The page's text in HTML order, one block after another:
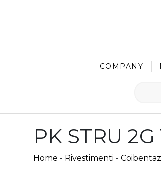
COMPANY
PK STRU
Home - Rivestimenti -